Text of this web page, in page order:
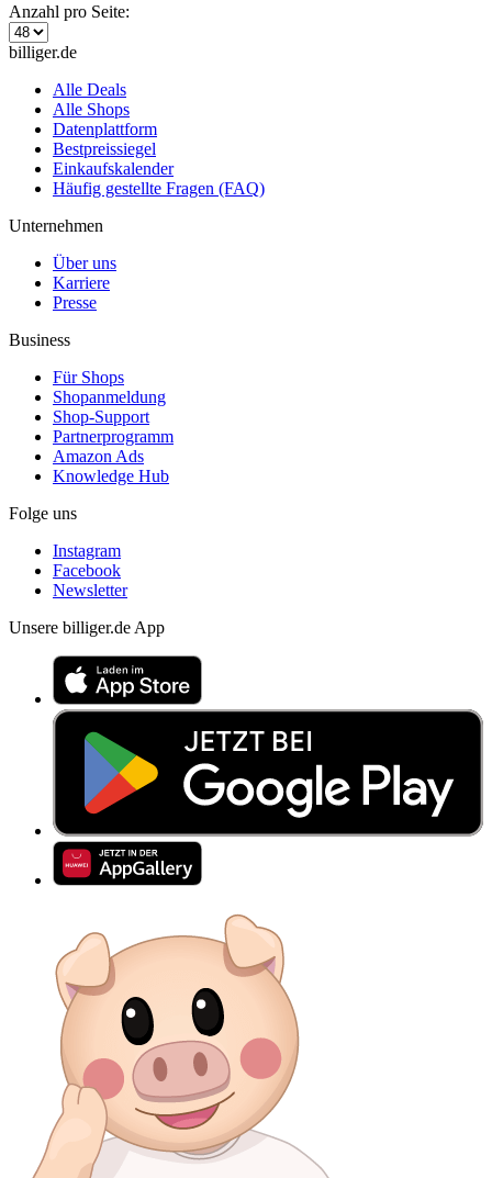
Anzahl pro Seite:
billiger.de
Alle Deals
Alle Shops
Datenplattform
Bestpreissiegel
Einkaufskalender
Häufig gestellte Fragen (FAQ)
Unternehmen
Über uns
Karriere
Presse
Business
Für Shops
Shopanmeldung
Shop-Support
Partnerprogramm
Amazon Ads
Knowledge Hub
Folge uns
Instagram
Facebook
Newsletter
Unsere billiger.de App